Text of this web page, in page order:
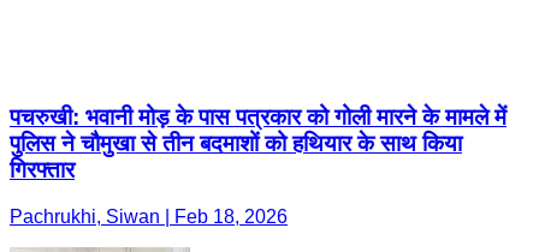
पचरुखी: भवानी मोड़ के पास पत्रकार को गोली मारने के मामले में
पुलिस ने चौमुखा से तीन बदमाशों को हथियार के साथ किया
गिरफ्तार
Pachrukhi, Siwan | Feb 18, 2026